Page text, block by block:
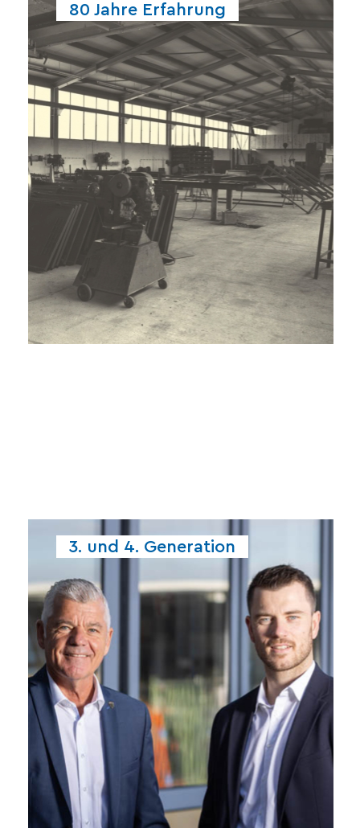
80 Jahre Erfahrung
Seit der Gründung im Jahr 1946
stehen bei Hodapp seit über 75
Jahren zukunftsweisende
Neuentwicklungen und die
ständige Optimierung bestehender
Systeme auf der Tagesordnung.
3. und 4. Generation
Seit vier Generationen steht der
Name Hodapp für Innovation,
Qualität und unternehmerische
Kontinuität. Gegründet von Eugen
Hodapp,
geprägt von Werner Hodapp und
erfolgreich weiterentwickelt von
Peter Hodapp – nun führt mit Tim
Hodapp die vierte Generation das
Familienunternehmen gemeinsam
mit seinem Vater in die Zukunft.